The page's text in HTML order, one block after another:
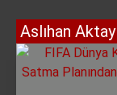
Aslıhan Aktay